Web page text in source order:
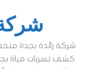
شركة رائدة بجدة
كشف تسربات مياة